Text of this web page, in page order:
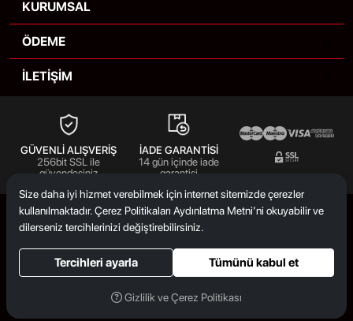
KURUMSAL
ÖDEME
İLETİŞİM
GÜVENLİ ALIŞVERİŞ
256bit SSL ile
güvendesiniz
İADE GARANTİSİ
14 gün içinde iade
garantisi
© 2023Chef In. Tüm hakları saklıdır.
Size daha iyi hizmet verebilmek için internet sitemizde çerezler
kullanılmaktadır. Çerez Politikaları Aydınlatma Metni’ni okuyabilir ve
dilerseniz tercihlerinizi değiştirebilirsiniz.
Tercihleri ayarla Tümünü kabul et
Gizlilik ve Çerez Politikası